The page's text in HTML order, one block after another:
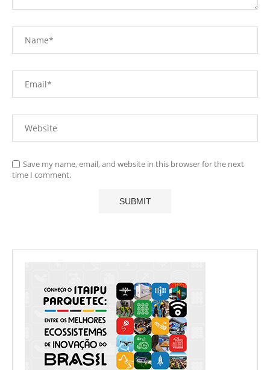
Save my name, email, and website in this browser for the next
time I comment.